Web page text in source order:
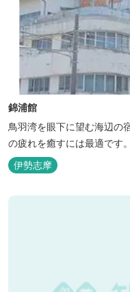
錦浦館
鳥羽湾を眼下に望む海辺の
の疲れを癒すには最適です。
伊勢志摩